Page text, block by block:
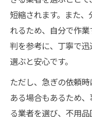
短縮されます。また
れるため、自分で作
判を参考に、丁寧で
選ぶと安心です。
ただし、急ぎの依頼
ある場合もあるため
る業者を選び、不用